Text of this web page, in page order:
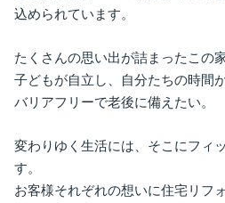
込められています。
たくさんの思い出が詰まったこの
子どもが自立し、自分たちの時間
バリアフリーで老後に備えたい。
変わりゆく生活には、そこにフィ
す。
お客様それぞれの想いに住宅リフ